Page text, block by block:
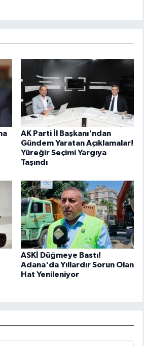
AK Parti İl Başkanı'ndan
Gündem Yaratan Açıklamalar!
Yüreğir Seçimi Yargıya
Taşındı
ASKİ Düğmeye Bastı!
Adana'da Yıllardır Sorun Olan
Hat Yenileniyor